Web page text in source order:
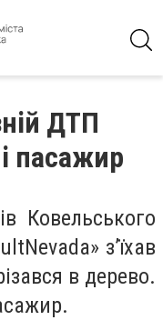
ДТП
пасажир
Ковельського
з’їхав
в дерево.